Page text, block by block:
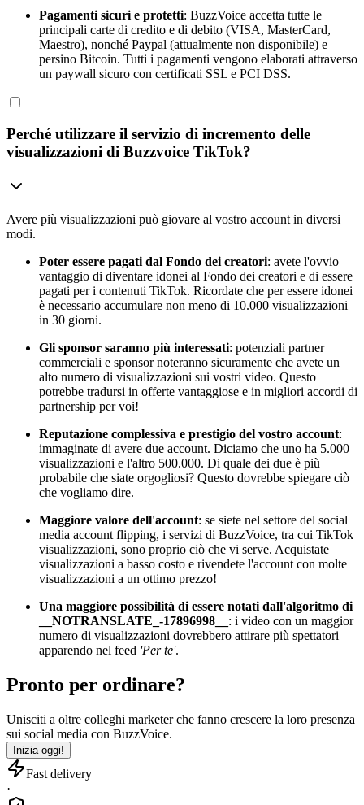
Pagamenti sicuri e protetti: BuzzVoice accetta tutte le
principali carte di credito e di debito (VISA, MasterCard,
Maestro), nonché Paypal (attualmente non disponibile) e
persino Bitcoin. Tutti i pagamenti vengono elaborati attraverso
un paywall sicuro con certificati SSL e PCI DSS.
Perché utilizzare il servizio di incremento delle
visualizzazioni di Buzzvoice TikTok?
Avere più visualizzazioni può giovare al vostro account in diversi
modi.
Poter essere pagati dal Fondo dei creatori: avete l'ovvio
vantaggio di diventare idonei al Fondo dei creatori e di essere
pagati per i contenuti TikTok. Ricordate che per essere idonei
è necessario accumulare non meno di 10.000 visualizzazioni
in 30 giorni.
Gli sponsor saranno più interessati: potenziali partner
commerciali e sponsor noteranno sicuramente che avete un
alto numero di visualizzazioni sui vostri video. Questo
potrebbe tradursi in offerte vantaggiose e in migliori accordi di
partnership per voi!
Reputazione complessiva e prestigio del vostro account:
immaginate di avere due account. Diciamo che uno ha 5.000
visualizzazioni e l'altro 500.000. Di quale dei due è più
probabile che siate orgogliosi? Questo dovrebbe spiegare ciò
che vogliamo dire.
Maggiore valore dell'account: se siete nel settore del social
media account flipping, i servizi di BuzzVoice, tra cui TikTok
visualizzazioni, sono proprio ciò che vi serve. Acquistate
visualizzazioni a basso costo e rivendete l'account con molte
visualizzazioni a un ottimo prezzo!
Una maggiore possibilità di essere notati dall'algoritmo di
__NOTRANSLATE_-17896998__ : i video con un maggior
numero di visualizzazioni dovrebbero attirare più spettatori
apparendo nel feed 'Per te'.
Pronto per ordinare?
Unisciti a oltre colleghi marketerche fanno crescere la loro presenza
sui social media con BuzzVoice.
Inizia oggi!
Fast delivery
·